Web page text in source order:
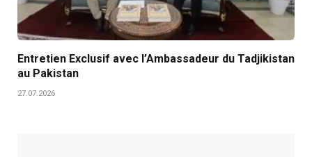
Entretien Exclusif avec l’Ambassadeur du Tadjikistan
au Pakistan
27.07.2026